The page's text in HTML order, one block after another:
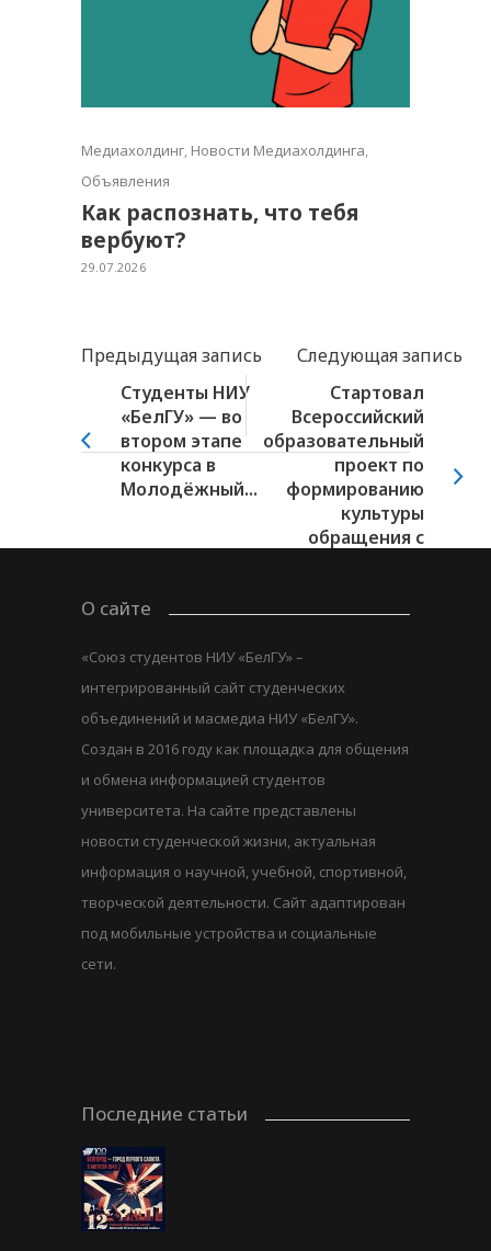
Медиахолдинг, Новости Медиахолдинга,
Объявления
Как распознать, что тебя
вербуют?
29.07.2026
Предыдущая запись
Следующая запись
Студенты НИУ
«БелГУ» — во
втором этапе
конкурса в
Молодёжный...
Стартовал
Всероссийский
образовательный
проект по
формированию
культуры
обращения с
О сайте
«Союз студентов НИУ «БелГУ» –
интегрированный сайт студенческих
объединений и масмедиа НИУ «БелГУ».
Создан в 2016 году как площадка для общения
и обмена информацией студентов
университета. На сайте представлены
новости студенческой жизни, актуальная
информация о научной, учебной, спортивной,
творческой деятельности. Сайт адаптирован
под мобильные устройства и социальные
сети.
Последние статьи